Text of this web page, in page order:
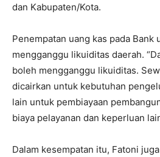
dan Kabupaten/Kota.
Penempatan uang kas pada Bank
mengganggu likuiditas daerah.
boleh mengganggu likuiditas.
dicairkan untuk kebutuhan
lain untuk pembiayaan
biaya pelayanan dan keperluan
Dalam kesempatan itu, Fatoni